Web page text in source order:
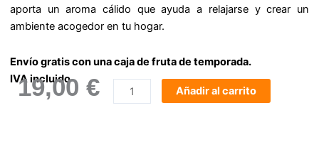
aporta un aroma cálido que ayuda a relajarse y crear un
ambiente acogedor en tu hogar.
Envío gratis con una caja de fruta de temporada.
IVA incluido
19,00 € Añadir al carrito